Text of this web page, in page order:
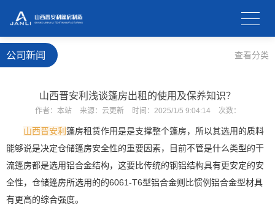
公司新闻 查看分类
山西晋安利浅谈篷房出租的使用及保养知识？
作者： 本站 来源： 云更新 时间： 2025/1/5 9:04:14 次数：
山西晋安利 篷房租赁作用是是支撑整个篷房，所以其选用的质料
能够说是决定仓储篷房安全性的重要因素，目前不管是什么类型的干
流篷房都是选用铝合金结构，这要比传统的钢铝结构具有更安定的安
全性，仓储篷房所选用的的6061-T6型铝合金则比惯例铝合金型材具
有更高的综合强度。